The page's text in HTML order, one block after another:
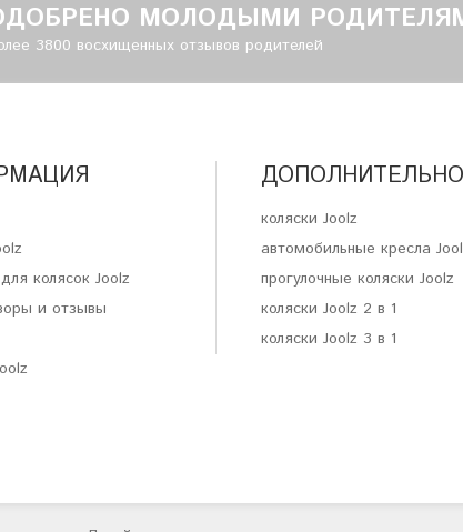
МОЛОДЫМИ
3800 восхищенных отзывов родителей
колясок Joolz
и отзывы
ДОПОЛНИТЕЛЬНО
коляски Joolz
автомобильные кресла
прогулочные коляски Joolz
коляски Joolz 2 в 1
коляски Joolz 3 в 1